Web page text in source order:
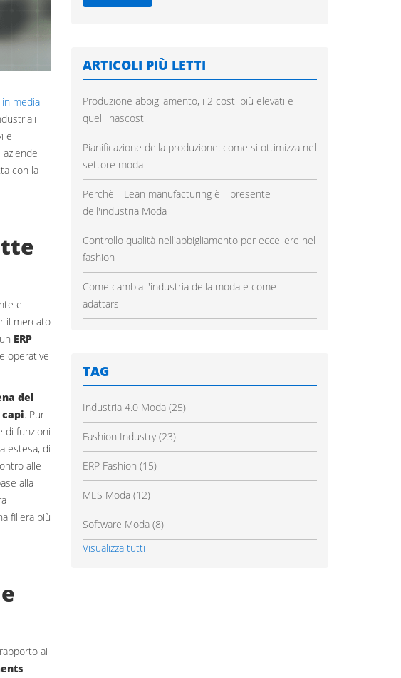
media
e
con la
e
il mercato
ERP
operative
del
. Pur
di funzioni
estesa, di
alle
alla
filiera più
ai
ARTICOLI PIÙ LETTI
Produzione abbigliamento, i 2 costi più elevati e
quelli nascosti
Pianificazione della produzione: come si ottimizza nel
settore moda
Perchè il Lean manufacturing è il presente
dell'industria Moda
Controllo qualità nell'abbigliamento per eccellere nel
fashion
Come cambia l'industria della moda e come
adattarsi
TAG
Industria 4.0 Moda(25)
Fashion Industry(23)
ERP Fashion(15)
MES Moda(12)
Software Moda(8)
Visualizza tutti